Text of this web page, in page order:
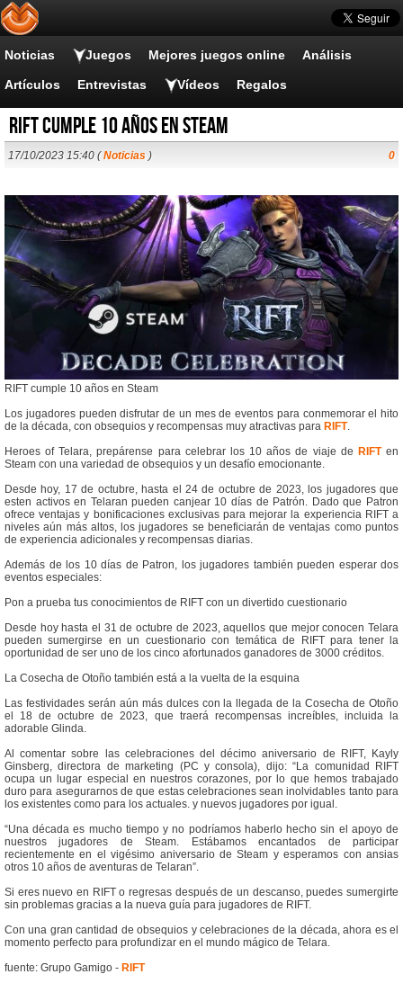
Noticias Juegos Mejores juegos online Análisis
Artículos Entrevistas Vídeos Regalos
RIFT cumple 10 años en Steam
17/10/2023 15:40 (Noticias ) 0
RIFT cumple 10 años en Steam
Los jugadores pueden disfrutar de un mes de eventos para conmemorar el hito
de la década, con obsequios y recompensas muy atractivas para RIFT.
Heroes of Telara, prepárense para celebrar los 10 años de viaje de RIFTen
Steam con una variedad de obsequios y un desafío emocionante.
Desde hoy, 17 de octubre, hasta el 24 de octubre de 2023, los jugadores que
esten activos en Telaran pueden canjear 10 días de Patrón. Dado que Patron
ofrece ventajas y bonificaciones exclusivas para mejorar la experiencia RIFT a
niveles aún más altos, los jugadores se beneficiarán de ventajas como puntos
de experiencia adicionales y recompensas diarias.
Además de los 10 días de Patron, los jugadores también pueden esperar dos
eventos especiales:
Pon a prueba tus conocimientos de RIFT con un divertido cuestionario
Desde hoy hasta el 31 de octubre de 2023, aquellos que mejor conocen Telara
pueden sumergirse en un cuestionario con temática de RIFT para tener la
oportunidad de ser uno de los cinco afortunados ganadores de 3000 créditos.
La Cosecha de Otoño también está a la vuelta de la esquina
Las festividades serán aún más dulces con la llegada de la Cosecha de Otoño
el 18 de octubre de 2023, que traerá recompensas increíbles, incluida la
adorable Glinda.
Al comentar sobre las celebraciones del décimo aniversario de RIFT, Kayly
Ginsberg, directora de marketing (PC y consola), dijo: “La comunidad RIFT
ocupa un lugar especial en nuestros corazones, por lo que hemos trabajado
duro para asegurarnos de que estas celebraciones sean inolvidables tanto para
los existentes como para los actuales. y nuevos jugadores por igual.
“Una década es mucho tiempo y no podríamos haberlo hecho sin el apoyo de
nuestros jugadores de Steam. Estábamos encantados de participar
recientemente en el vigésimo aniversario de Steam y esperamos con ansias
otros 10 años de aventuras de Telaran”.
Si eres nuevo en RIFT o regresas después de un descanso, puedes sumergirte
sin problemas gracias a la nueva guía para jugadores de RIFT.
Con una gran cantidad de obsequios y celebraciones de la década, ahora es el
momento perfecto para profundizar en el mundo mágico de Telara.
fuente: Grupo Gamigo - RIFT